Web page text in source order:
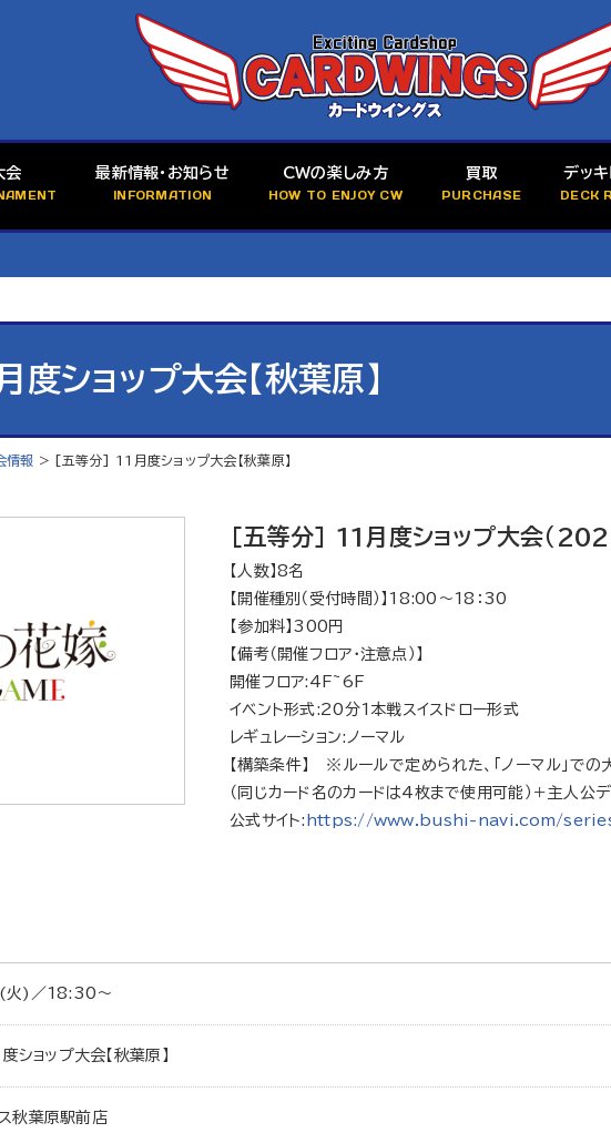
会 最新情報・お知らせ
INFORMATION
CWの楽しみ方
HOW TO ENJOY CW
買取
PURCHASE
デッキ
DECK
ショップ大会【秋葉原】
情報 > [五等分] 11月度ショップ大会【秋葉原】
[五等分] 11月度ショップ大会（
【人数】8名
【開催種別（受付時間）】18:00～18：30
【参加料】300円
【備考（開催フロア・注意点）】
開催フロア:4F~6F
イベント形式:20分1本戦スイスドロー形式
レギュレーション:ノーマル
【構築条件】 ※ルールで定められた、「ノーマル」で
（同じカード名のカードは4枚まで使用可能）＋主人公
公式サイト: https://www.bushi-navi.com/
)／18:30〜
ョップ大会【秋葉原】
秋葉原駅前店